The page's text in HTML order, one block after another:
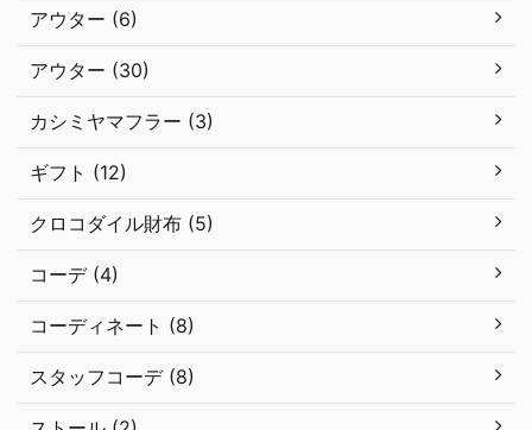
アウター (6)
アウター (30)
カシミヤマフラー (3)
ギフト (12)
クロコダイル財布 (5)
コーデ (4)
コーディネート (8)
スタッフコーデ (8)